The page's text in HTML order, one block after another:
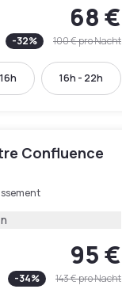
68 €
-32% 100 €pro Nacht
16h - 22h
Confluence
95 €
-34% 143 €pro Nacht